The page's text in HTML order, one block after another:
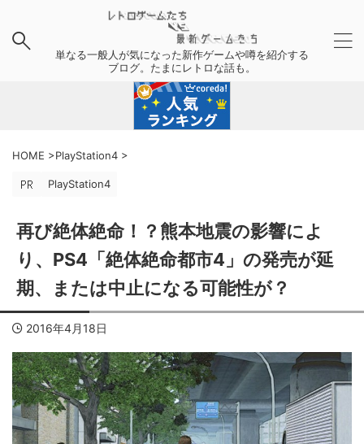
単なる一般人が気になった新作ゲームや噂を紹介する
ブログ。たまにレトロな話も。
HOME >PlayStation4 >
PlayStation4
再び絶体絶命！？熊本地震の影響によ
り、PS4「絶体絶命都市4」の発売が延
期、または中止になる可能性が？
2016年4月18日